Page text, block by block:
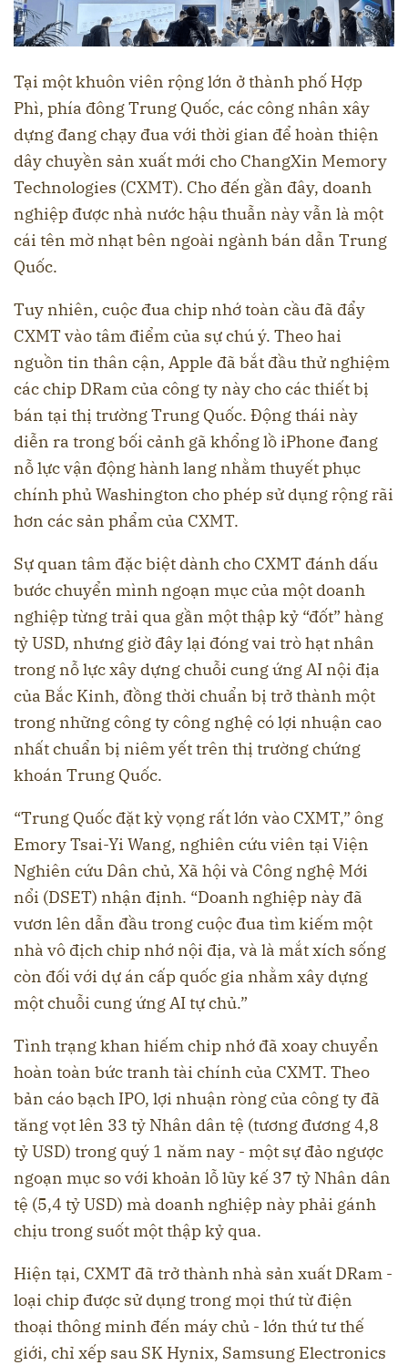
Tại một khuôn viên rộng lớn ở thành phố Hợp
Phì, phía đông Trung Quốc, các công nhân xây
dựng đang chạy đua với thời gian để hoàn thiện
dây chuyền sản xuất mới cho ChangXin Memory
Technologies (CXMT). Cho đến gần đây, doanh
nghiệp được nhà nước hậu thuẫn này vẫn là một
cái tên mờ nhạt bên ngoài ngành bán dẫn Trung
Quốc.
Tuy nhiên, cuộc đua chip nhớ toàn cầu đã đẩy
CXMT vào tâm điểm của sự chú ý. Theo hai
nguồn tin thân cận, Apple đã bắt đầu thử nghiệm
các chip DRam của công ty này cho các thiết bị
bán tại thị trường Trung Quốc. Động thái này
diễn ra trong bối cảnh gã khổng lồ iPhone đang
nỗ lực vận động hành lang nhằm thuyết phục
chính phủ Washington cho phép sử dụng rộng rãi
hơn các sản phẩm của CXMT.
Sự quan tâm đặc biệt dành cho CXMT đánh dấu
bước chuyển mình ngoạn mục của một doanh
nghiệp từng trải qua gần một thập kỷ “đốt” hàng
tỷ USD, nhưng giờ đây lại đóng vai trò hạt nhân
trong nỗ lực xây dựng chuỗi cung ứng AI nội địa
của Bắc Kinh, đồng thời chuẩn bị trở thành một
trong những công ty công nghệ có lợi nhuận cao
nhất chuẩn bị niêm yết trên thị trường chứng
khoán Trung Quốc.
“Trung Quốc đặt kỳ vọng rất lớn vào CXMT,” ông
Emory Tsai-Yi Wang, nghiên cứu viên tại Viện
Nghiên cứu Dân chủ, Xã hội và Công nghệ Mới
nổi (DSET) nhận định. “Doanh nghiệp này đã
vươn lên dẫn đầu trong cuộc đua tìm kiếm một
nhà vô địch chip nhớ nội địa, và là mắt xích sống
còn đối với dự án cấp quốc gia nhằm xây dựng
một chuỗi cung ứng AI tự chủ.”
Tình trạng khan hiếm chip nhớ đã xoay chuyển
hoàn toàn bức tranh tài chính của CXMT. Theo
bản cáo bạch IPO, lợi nhuận ròng của công ty đã
tăng vọt lên 33 tỷ Nhân dân tệ (tương đương 4,8
tỷ USD) trong quý 1 năm nay - một sự đảo ngược
ngoạn mục so với khoản lỗ lũy kế 37 tỷ Nhân dân
tệ (5,4 tỷ USD) mà doanh nghiệp này phải gánh
chịu trong suốt một thập kỷ qua.
Hiện tại, CXMT đã trở thành nhà sản xuất DRam -
loại chip được sử dụng trong mọi thứ từ điện
thoại thông minh đến máy chủ - lớn thứ tư thế
giới, chỉ xếp sau SK Hynix, Samsung Electronics